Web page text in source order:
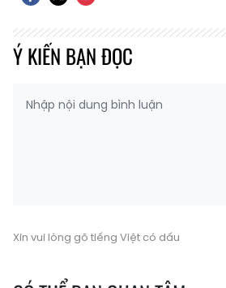
Ý KIẾN BẠN ĐỌC
Xin vui lòng gõ tiếng Việt có dấu